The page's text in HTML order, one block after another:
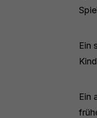
Ein
Ein